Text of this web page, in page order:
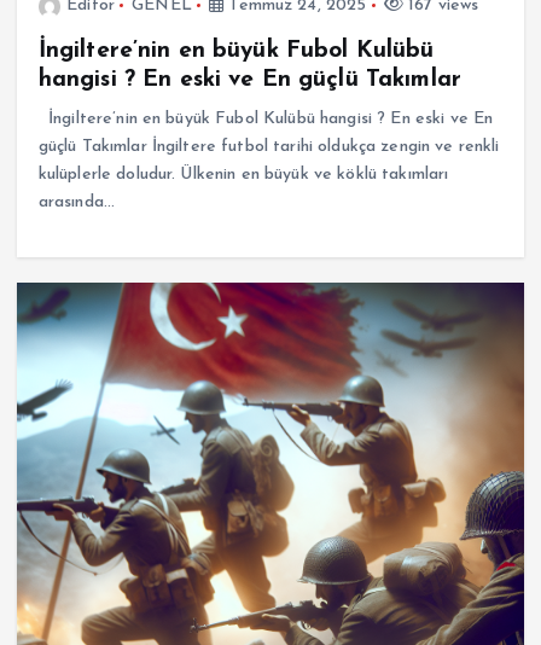
Editor GENEL Temmuz 24, 2025 167 views
İngiltere’nin en büyük Fubol Kulübü
hangisi ? En eski ve En güçlü Takımlar
İngiltere’nin en büyük Fubol Kulübü hangisi ? En eski ve En
güçlü Takımlar İngiltere futbol tarihi oldukça zengin ve renkli
kulüplerle doludur. Ülkenin en büyük ve köklü takımları
arasında…